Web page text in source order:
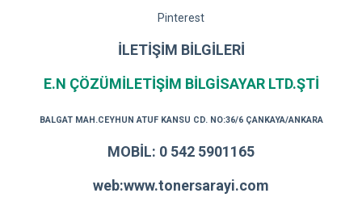
Pinterest
İLETİŞİM BİLGİLERİ
E.N ÇÖZÜMİLETİŞİM BİLGİSAYAR LTD.ŞTİ
BALGAT MAH.CEYHUN ATUF KANSU CD. NO:36/6 ÇANKAYA/ANKARA
MOBİL: 0 542 5901165
web:www.tonersarayi.com